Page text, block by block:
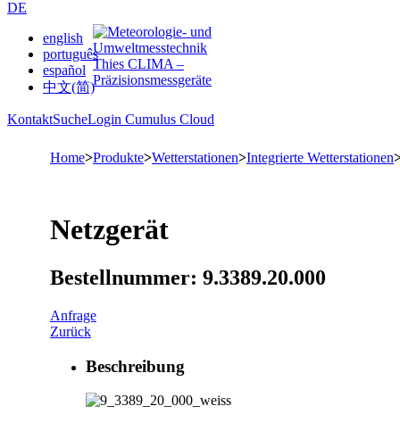
DE
english
português
español
中文(简)
KontaktSucheLogin Cumulus Cloud
Home>Produkte>Wetterstationen>Integrierte Wetterstationen
Netzgerät
Bestellnummer: 9.3389.20.000
Anfrage
Zurück
Beschreibung